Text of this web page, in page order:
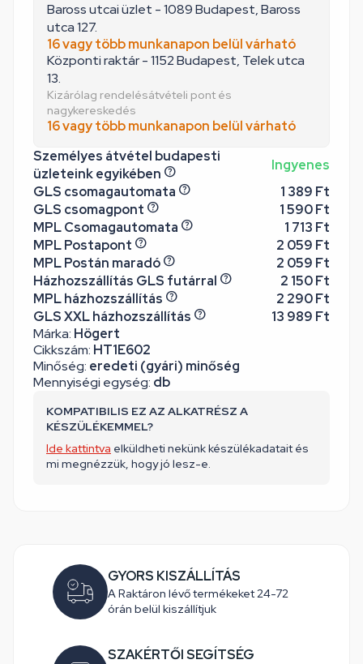
Márka: Högert
Cikkszám: HT1E602
Minőség: eredeti (gyári) minőség
Mennyiségi egység: db
Baross utcai üzlet - 1089 Budapest, Baross
utca 127.
16 vagy több munkanapon belül várható
Központi raktár - 1152 Budapest, Telek utca
13.
Kizárólag rendelésátvételi pont és
nagykereskedés
16 vagy több munkanapon belül várható
Személyes átvétel budapesti
üzleteink egyikében
Ingyenes
GLS csomagautomata
1 389 Ft
GLS csomagpont
1 590 Ft
MPL Csomagautomata
1 713 Ft
MPL Postapont
2 059 Ft
MPL Postán maradó
2 059 Ft
Házhozszállítás GLS futárral
2 150 Ft
MPL házhozszállítás
2 290 Ft
GLS XXL házhozszállítás
13 989 Ft
KOMPATIBILIS EZ AZ ALKATRÉSZ A
KÉSZÜLÉKEMMEL?
Ide kattintva elküldheti nekünk készülékadatait és
mi megnézzük, hogy jó lesz-e.
GYORS KISZÁLLÍTÁS
A Raktáron lévő termékeket 24-72
órán belül kiszállítjuk
SZAKÉRTŐI SEGÍTSÉG